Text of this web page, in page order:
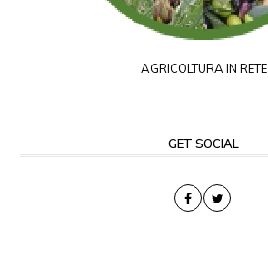
AGRICOLTURA IN RETE
GET SOCIAL